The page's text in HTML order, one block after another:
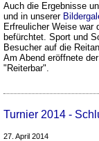
Auch die Ergebnisse
und in unserer
Erfreulicher Weise war
befürchtet. Sport und
Besucher auf die
Am Abend eröffnete
"Reiterbar".
Turnier 2014 -
27. April 2014